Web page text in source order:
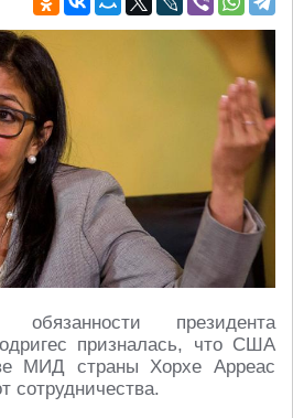
обязанности президента
призналась, что США
МИД страны Хорхе Арреас
сотрудничества.